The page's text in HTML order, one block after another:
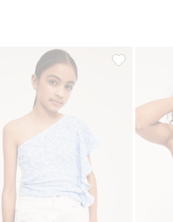
topp med volang, Legg til i
One